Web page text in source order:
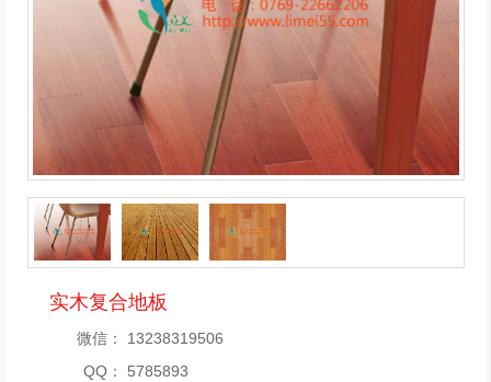
实木复合地板
微信：
13238319506
QQ：
5785893